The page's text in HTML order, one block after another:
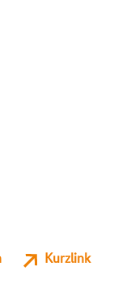
Kurzlink